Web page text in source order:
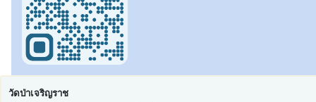
วัดป่าเจริญราช